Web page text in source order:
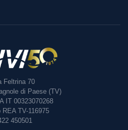
Feltrina 70
di Paese (TV)
IT 00323070268
REA TV-116975
450501